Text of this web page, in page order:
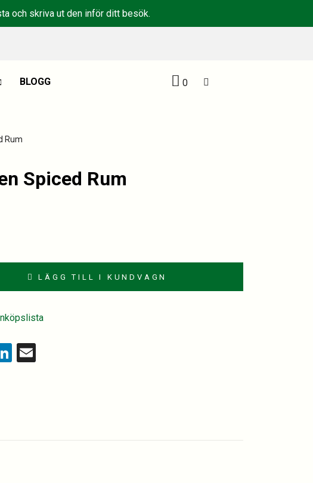
och skriva ut den inför ditt besök.
BLOGG 0
Rum
Spiced Rum
LÄGG TILL I KUNDVAGN
LinkedIn